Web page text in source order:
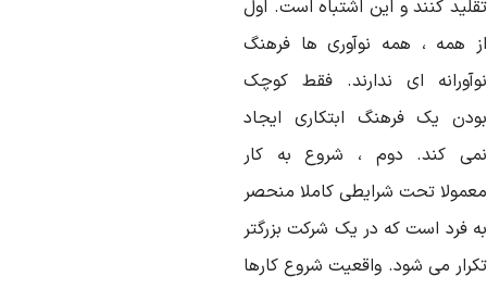
کنند و این اشتباه است. اول
همه ، همه نوآوری ها فرهنگ
ای ندارند. فقط کوچک
یک فرهنگ ابتکاری ایجاد
کند. دوم ، شروع به کار
تحت شرایطی کاملا منحصر
فرد است که در یک شرکت بزرگتر
می شود. واقعیت شروع کارها